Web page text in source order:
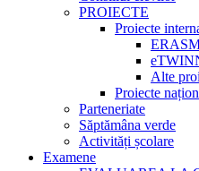
PROIECTE
Proiecte
Alte
Proiecte
Parteneriate
Săptămâna verde
Activități școlare
Examene